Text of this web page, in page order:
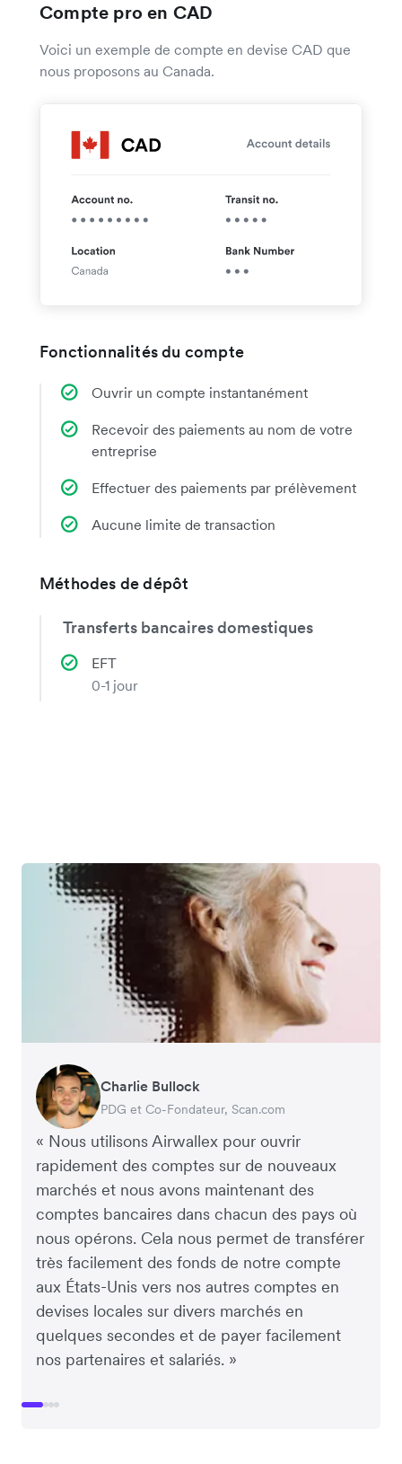
Compte pro en CAD
Voici un exemple de compte en devise CAD que
nous proposons au Canada.
Fonctionnalités du compte
Ouvrir un compte instantanément
Recevoir des paiements au nom de votre
entreprise
Effectuer des paiements par prélèvement
Aucune limite de transaction
Méthodes de dépôt
Transferts bancaires domestiques
EFT
0-1 jour
« Nous utilisons Airwallex pour ouvrir
rapidement des comptes sur de nouveaux
marchés et nous avons maintenant des
comptes bancaires dans chacun des pays où
nous opérons. Cela nous permet de transférer
très facilement des fonds de notre compte
aux États-Unis vers nos autres comptes en
devises locales sur divers marchés en
quelques secondes et de payer facilement
nos partenaires et salariés. »
Charlie Bullock
PDG et Co-Fondateur, Scan.com
George van Dyck
Directeur Financier, Zoomo
Edward Agaba
Controller, Dalstrong
Richard Li
Co-Fondateur & PDG, July